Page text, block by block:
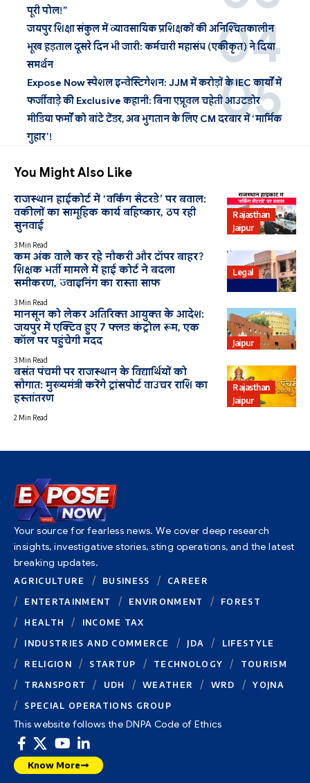
पूरी पोल!”
जयपुर शिक्षा संकुल में व्यावसायिक प्रशिक्षकों की अनिश्चितकालीन
भूख हड़ताल दूसरे दिन भी जारी: कर्मचारी महासंघ (एकीकृत) ने दिया
समर्थन
Expose Now स्पेशल इन्वेस्टिगेशन: JJM में करोड़ों के IEC कार्यों में
फर्जीवाड़े की Exclusive कहानी: बिना एप्रूवल चहेती आउटडोर
मीडिया फर्मों को बांटे टेंडर, अब भुगतान के लिए CM दरबार में ‘मार्मिक
गुहार’!
You Might Also Like
Rajasthan
Jaipur
राजस्थान हाईकोर्ट में ‘वर्किंग सैटरडे’ पर बवाल:
वकीलों का सामूहिक कार्य बहिष्कार, ठप रही
सुनवाई
3 Min Read
Legal
कम अंक वाले कर रहे नौकरी और टॉपर बाहर?
शिक्षक भर्ती मामले में हाई कोर्ट ने बदला
समीकरण, ज्‍वाइनिंग का रास्ता साफ
3 Min Read
Jaipur
मानसून को लेकर अतिरिक्त आयुक्त के आदेश:
जयपुर में एक्टिव हुए 7 फ्लड कंट्रोल रूम, एक
कॉल पर पहुंचेगी मदद
3 Min Read
Rajasthan
Jaipur
बसंत पंचमी पर राजस्थान के विद्यार्थियों को
सौगात: मुख्यमंत्री करेंगे ट्रांसपोर्ट वाउचर राशि का
हस्तांतरण
2 Min Read
Your source for fearless news. We cover deep research
insights, investigative stories, sting operations, and the latest
breaking updates.
AGRICULTURE BUSINESS
CAREER
ENTERTAINMENT
ENVIRONMENT
FOREST
HEALTH
INCOME TAX
INDUSTRIES AND COMMERCE
JDA
LIFESTYLE
RELIGION
STARTUP TECHNOLOGY
TOURISM
TRANSPORT
UDH WEATHER WRD
YOJNA
SPECIAL OPERATIONS GROUP
This website follows the DNPA Code of Ethics
Know More